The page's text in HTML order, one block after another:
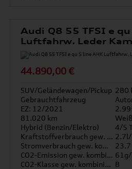
Audi Q8 55 TFSI e
Luftfahrw. Leder
44.890,00 €
SUV/Geländewagen/Pickup 280
Gebrauchtfahrzeug
EZ: 12/2021
81.020 km
Weiß
Hybrid (Benzin/Elektro)
4/5
Kraftstoffverbrauch gew. kombiniert
Stromverbrauch gew. kombiniert
CO2-Emission gew. kombiniert
CO2-Klasse gew. kombiniert B